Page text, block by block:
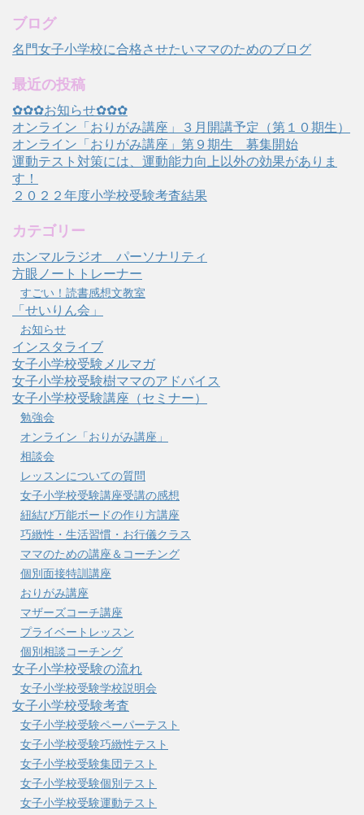
ブログ
名門女子小学校に合格させたいママのためのブログ
最近の投稿
✿✿✿お知らせ✿✿✿
オンライン「おりがみ講座」３月開講予定（第１０期生）
オンライン「おりがみ講座」第９期生 募集開始
運動テスト対策には、運動能力向上以外の効果がありま
す！
２０２２年度小学校受験考査結果
カテゴリー
ホンマルラジオ パーソナリティ
方眼ノートトレーナー
すごい！読書感想文教室
「せいりん会」
お知らせ
インスタライブ
女子小学校受験メルマガ
女子小学校受験樹ママのアドバイス
女子小学校受験講座（セミナー）
勉強会
オンライン「おりがみ講座」
相談会
レッスンについての質問
女子小学校受験講座受講の感想
紐結び万能ボードの作り方講座
巧緻性・生活習慣・お行儀クラス
ママのための講座＆コーチング
個別面接特訓講座
おりがみ講座
マザーズコーチ講座
プライベートレッスン
個別相談コーチング
女子小学校受験の流れ
女子小学校受験学校説明会
女子小学校受験考査
女子小学校受験ペーパーテスト
女子小学校受験巧緻性テスト
女子小学校受験集団テスト
女子小学校受験個別テスト
女子小学校受験運動テスト